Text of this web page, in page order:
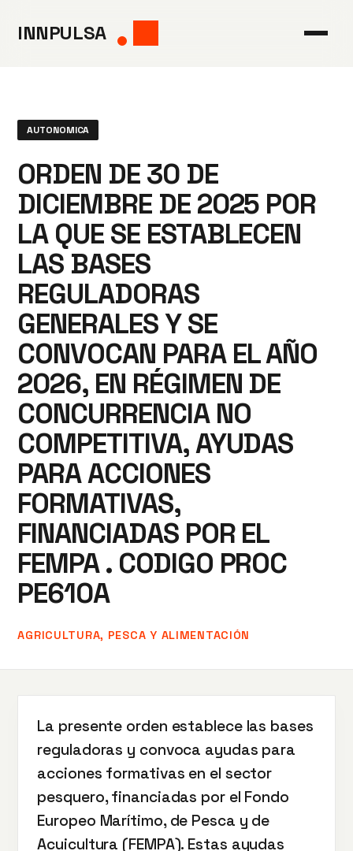
INNPULSA
AUTONOMICA
ORDEN DE 30 DE
DICIEMBRE DE 2025 POR
LA QUE SE ESTABLECEN
LAS BASES
REGULADORAS
GENERALES Y SE
CONVOCAN PARA EL AÑO
2026, EN RÉGIMEN DE
CONCURRENCIA NO
COMPETITIVA, AYUDAS
PARA ACCIONES
FORMATIVAS,
FINANCIADAS POR EL
FEMPA . CODIGO PROC
PE610A
AGRICULTURA, PESCA Y ALIMENTACIÓN
La presente orden establece las bases
reguladoras y convoca ayudas para
acciones formativas en el sector
pesquero, financiadas por el Fondo
Europeo Marítimo, de Pesca y de
Acuicultura (FEMPA). Estas ayudas